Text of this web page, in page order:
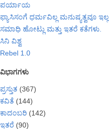
ಪರ್ಯಾಯ
ಫ್ಯಾಸಿಸಂಗೆ ಧರ್ಮವಿಲ್ಲ ಮನುಷ್ಯತ್ವವೂ ಇಲ್ಲ.
ಸಮಾಧಿ ಹೋಟ್ಲು ಮತ್ತು ಇತರೆ ಕತೆಗಳು.
ಸಿನಿ ವಿಶ್ವ
Rebel 1.0
ವಿಭಾಗಗಳು
ಪ್ರಸ್ತುತ (367)
ಕವಿತೆ (144)
ಕಾದಂಬರಿ (142)
ಇತರೆ (90)